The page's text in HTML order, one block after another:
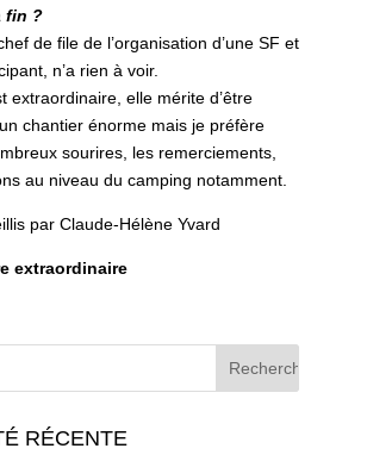
fin ?
de file de l’organisation d’une SF et
n’a rien à voir.
extraordinaire, elle mérite d’être
chantier énorme mais je préfère
sourires, les remerciements,
au niveau du camping notamment.
par Claude-Hélène Yvard
extraordinaire
RÉCENTE